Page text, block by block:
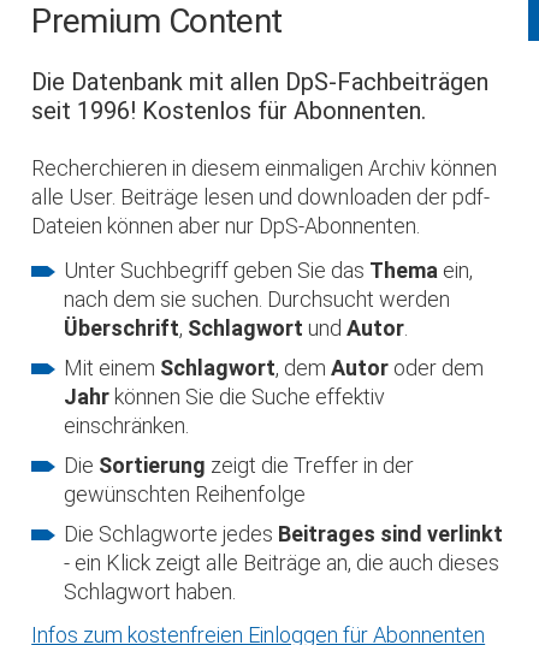
Premium Content
Die Datenbank mit allen DpS-Fachbeiträgen
seit 1996! Kostenlos für Abonnenten.
Recherchieren in diesem einmaligen Archiv können
alle User. Beiträge lesen und downloaden der pdf-
Dateien können aber nur DpS-Abonnenten.
Unter Suchbegriff geben Sie das Thema ein,
nach dem sie suchen. Durchsucht werden
Überschrift, Schlagwort undAutor
Mit einem Schlagwort, demAutor oder dem
Jahr können Sie die Suche effektiv
einschränken.
Die Sortierung zeigt die Treffer in der
gewünschten Reihenfolge
Die Schlagworte jedes Beitrages sind verlinkt
- ein Klick zeigt alle Beiträge an, die auch dieses
Schlagwort haben.
Infos zum kostenfreien Einloggen für Abonnenten